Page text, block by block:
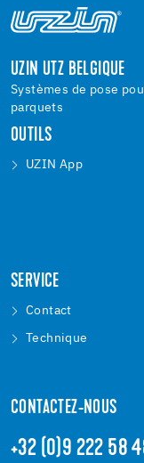
UZIN UTZ BELGIQUE
Systèmes de pose
parquets
OUTILS
UZIN App
SERVICE
Contact
Technique
CONTACTEZ-NOUS
+32 (0)9 222 58